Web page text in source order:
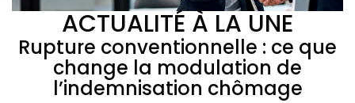
ACTUALITÉ À LA UNE
Rupture conventionnelle : ce que
change la modulation de
l’indemnisation chômage